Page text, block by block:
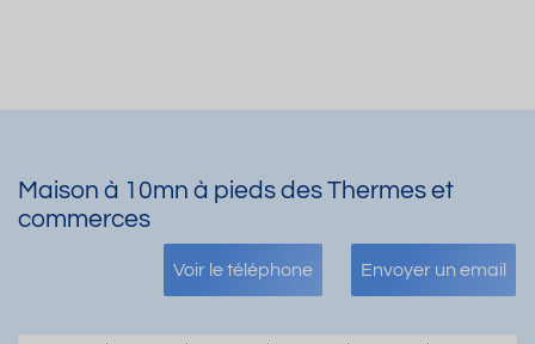
Maison à 10mn à pieds des Thermes et
commerces
Voir le téléphone Envoyer un email